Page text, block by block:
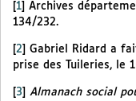
1
Archives
134/232.
2
Gabriel Ridard a
prise des Tuileries, le
[3] Almanach social